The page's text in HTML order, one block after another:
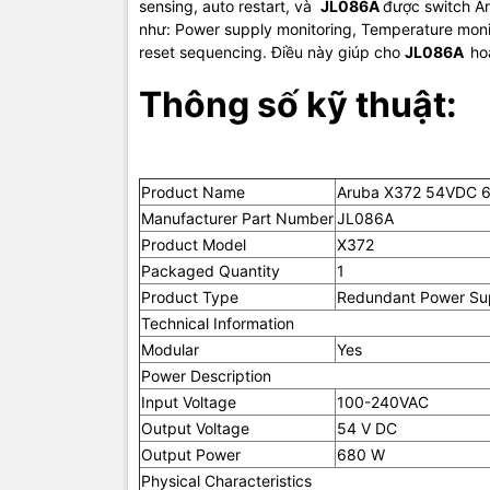
sensing, auto restart, và JL086Ađược switch
như: Power supply monitoring, Temperature
reset sequencing. Điều này giúp cho JL086A
Thông số kỹ thuật:
Product Name
Aruba X372 54VDC
Manufacturer Part NumberJL086A
Product Model
X372
Packaged Quantity
1
Product Type
Redundant Power
Technical Information
Modular
Yes
Power Description
Input Voltage
100-240VAC
Output Voltage
54 V DC
Output Power
680 W
Physical Characteristics
Width
Depth
TIC.VN–
mang đến
của doanh